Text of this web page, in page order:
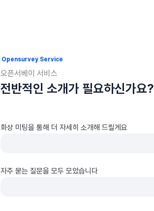
Opensurvey Service
오픈서베이 서비스
전반적인 소개가 필요하신가요?
화상 미팅을 통해 더 자세히 소개해 드릴게요
자주 묻는 질문을 모두 모았습니다